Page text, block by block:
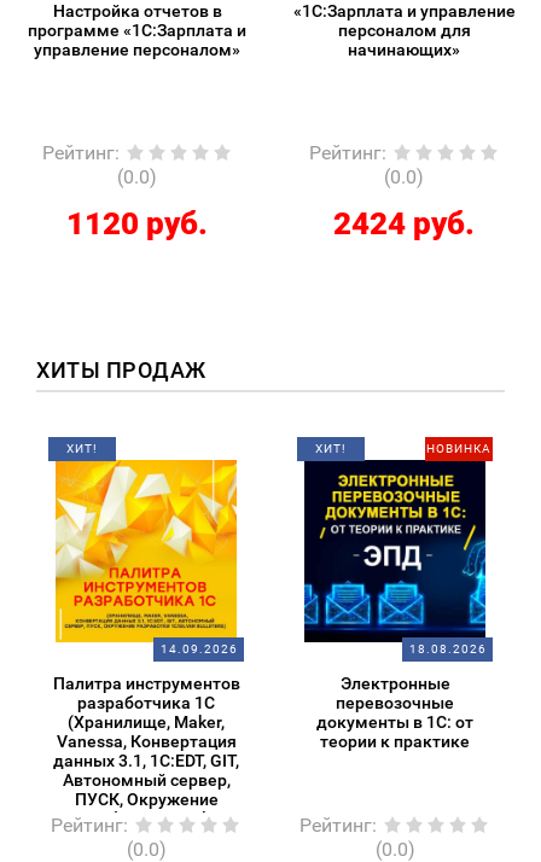
Настройка отчетов в
программе «1С:Зарплата и
управление персоналом»
Рейтинг:
(0.0)
1120 руб.
«1С:Зарплата и управление
персоналом для
начинающих»
Рейтинг:
(0.0)
2424 руб.
ХИТЫ ПРОДАЖ
ХИТ!
14.09.2026
Палитра инструментов
разработчика 1С
(Хранилище, Maker,
Vanessa, Конвертация
данных 3.1, 1C:EDT, GIT,
Автономный сервер,
ПУСК, Окружение
разработки 1С/Silver
Bulleters)
Рейтинг:
(0.0)
НОВИНКА
ХИТ!
18.08.2026
Электронные
перевозочные
документы в 1С: от
теории к практике
Рейтинг:
(0.0)